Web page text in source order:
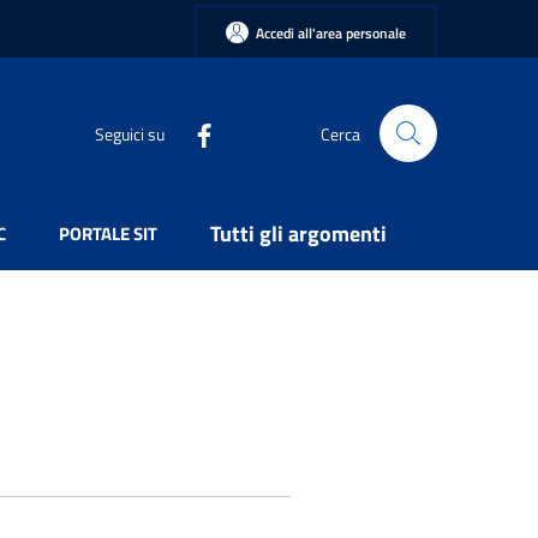
Accedi all'area personale
Seguici su Cerca
PORTALE SIT Tutti gli argomenti